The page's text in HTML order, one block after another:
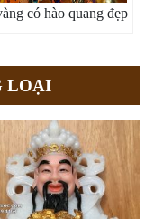
có hào quang đẹp
LOẠI